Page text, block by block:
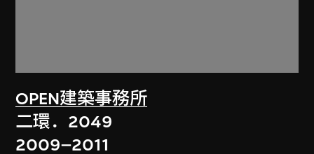
OPEN建築事務所
二環．2049
2009–2011